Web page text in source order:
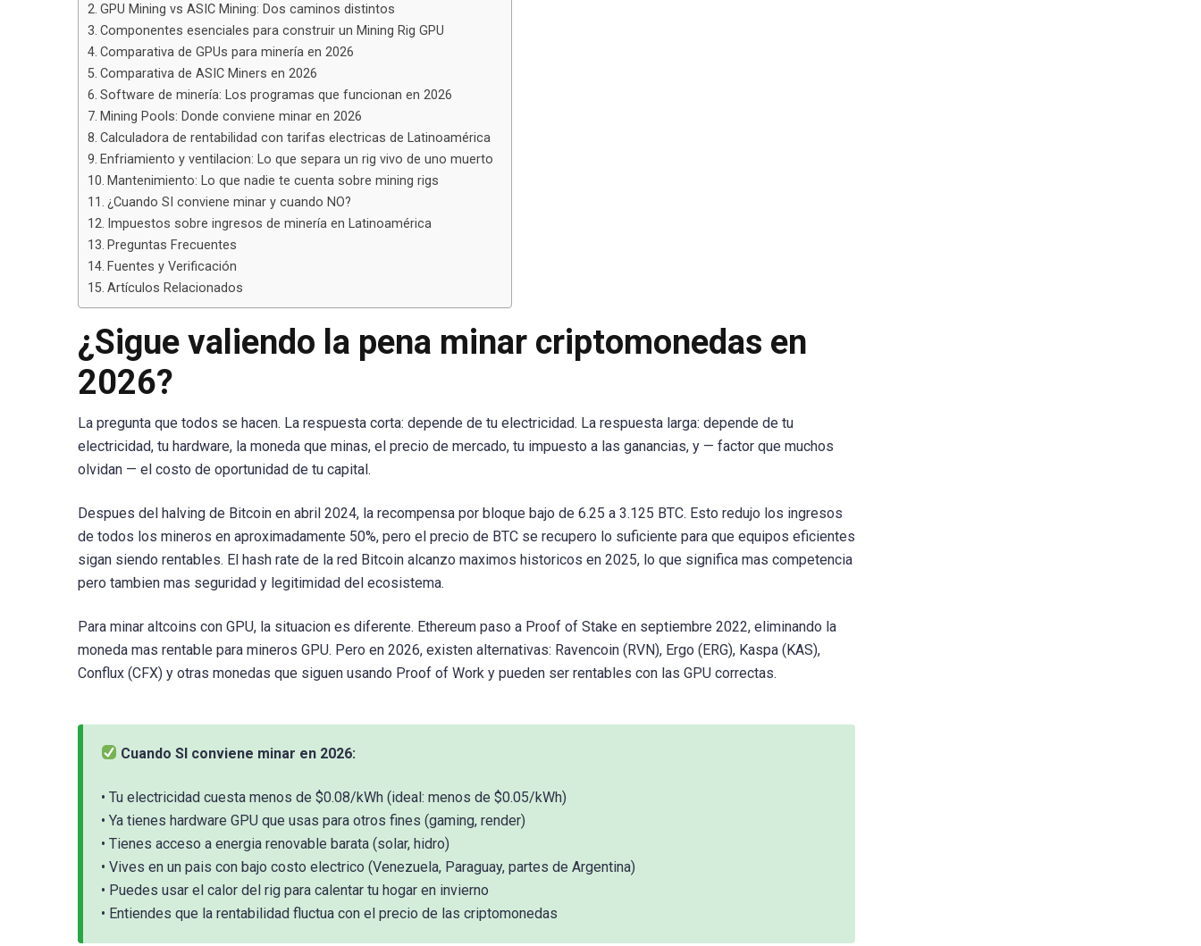
GPU Mining vs ASIC Mining: Dos caminos distintos
Componentes esenciales para construir un Mining Rig GPU
Comparativa de GPUs para minería en 2026
Comparativa de ASIC Miners en 2026
Software de minería: Los programas que funcionan en 2026
Mining Pools: Donde conviene minar en 2026
Calculadora de rentabilidad con tarifas electricas de Latinoamérica
Enfriamiento y ventilacion: Lo que separa un rig vivo de uno muerto
Mantenimiento: Lo que nadie te cuenta sobre mining rigs
¿Cuando SI conviene minar y cuando NO?
Impuestos sobre ingresos de minería en Latinoamérica
Preguntas Frecuentes
Fuentes y Verificación
Artículos Relacionados
¿Sigue valiendo la pena minar criptomonedas en
2026?
La pregunta que todos se hacen. La respuesta corta: depende de tu electricidad. La respuesta larga: depende de tu
electricidad, tu hardware, la moneda que minas, el precio de mercado, tu impuesto a las ganancias, y — factor que muchos
olvidan — el costo de oportunidad de tu capital.
Despues del halving de Bitcoin en abril 2024, la recompensa por bloque bajo de 6.25 a 3.125 BTC. Esto redujo los ingresos
de todos los mineros en aproximadamente 50%, pero el precio de BTC se recupero lo suficiente para que equipos eficientes
sigan siendo rentables. El hash rate de la red Bitcoin alcanzo maximos historicos en 2025, lo que significa mas competencia
pero tambien mas seguridad y legitimidad del ecosistema.
Para minar altcoins con GPU, la situacion es diferente. Ethereum paso a Proof of Stake en septiembre 2022, eliminando la
moneda mas rentable para mineros GPU. Pero en 2026, existen alternativas: Ravencoin (RVN), Ergo (ERG), Kaspa (KAS),
Conflux (CFX) y otras monedas que siguen usando Proof of Work y pueden ser rentables con las GPU correctas.
Cuando SI conviene minar en 2026:
• Tu electricidad cuesta menos de $0.08/kWh (ideal: menos de $0.05/kWh)
• Ya tienes hardware GPU que usas para otros fines (gaming, render)
• Tienes acceso a energia renovable barata (solar, hidro)
• Vives en un pais con bajo costo electrico (Venezuela, Paraguay, partes de Argentina)
• Puedes usar el calor del rig para calentar tu hogar en invierno
• Entiendes que la rentabilidad fluctua con el precio de las criptomonedas